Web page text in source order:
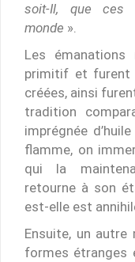
soit-Il, que ces
monde ».
Les
primitif et furent
créées, ainsi
tradition
imprégnée
flamme, on
qui la
retourne à son
est-elle est
Ensuite, un
formes étranges